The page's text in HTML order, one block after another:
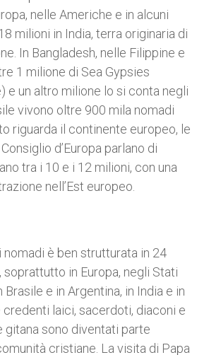
nelle Americhe e in alcuni
milioni in India, terra originaria di
In Bangladesh, nelle Filippine e
1 milione di Sea Gypsies
e un altro milione lo si conta negli
vivono oltre 900 mila nomadi
riguarda il continente europeo, le
d’Europa parlano di
tra i 10 e i 12 milioni, con una
nell’Est europeo.
nomadi è ben strutturata in 24
soprattutto in Europa, negli Stati
Brasile e in Argentina, in India e in
credenti laici, sacerdoti, diaconi e
gitana sono diventati parte
cristiane. La visita di Papa